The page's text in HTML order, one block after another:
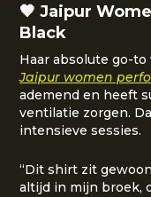
🖤 Jaipur
Black
Haar absolute go-
Jaipur women
ademend en heeft
ventilatie zorgen.
intensieve sessies.
“Dit shirt zit
altijd in mijn broek,